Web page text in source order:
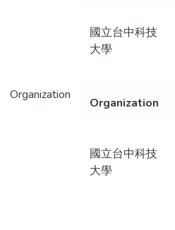
國立台中科技
大學
Organization
Organization
國立台中科技
大學